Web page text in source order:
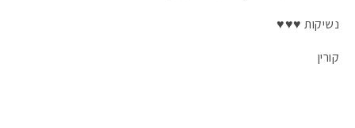
נשיקות ♥♥♥
קורין